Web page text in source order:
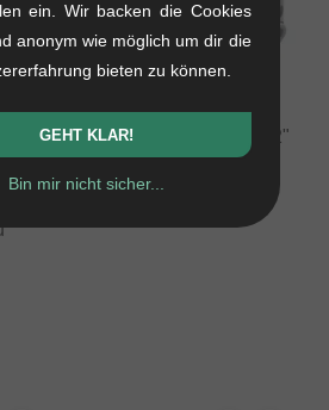
Odyssey BMX "Broc V2"
Topload Vorbau
0.31 kg
ein. Wir backen die Cookies
anonym wie möglich um dir die
bieten zu können.
GEHT KLAR!
Bin mir nicht sicher...